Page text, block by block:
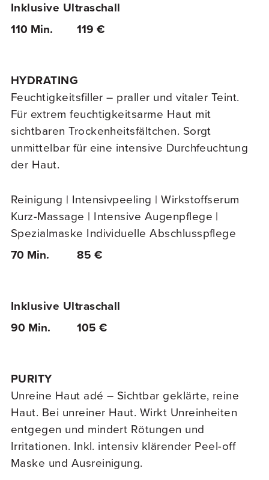
Inklusive Ultraschall
110 Min.
119 €
HYDRATING
Feuchtigkeitsfiller – praller und vitaler Teint.
Für extrem feuchtigkeitsarme Haut mit
sichtbaren Trockenheitsfältchen. Sorgt
unmittelbar für eine intensive Durchfeuchtung
der Haut.
Reinigung | Intensivpeeling | Wirkstoffserum
Kurz-Massage | Intensive Augenpflege |
Spezialmaske Individuelle Abschlusspflege
70 Min.
85 €
Inklusive Ultraschall
90 Min.
105 €
PURITY
Unreine Haut adé – Sichtbar geklärte, reine
Haut. Bei unreiner Haut. Wirkt Unreinheiten
entgegen und mindert Rötungen und
Irritationen. Inkl. intensiv klärender Peel-off
Maske und Ausreinigung.